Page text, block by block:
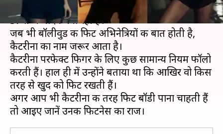
बॉलीवुड की हॉट अभिनेत्री कैटरीना कैफ आज अपना
37वां जन्मदिन मना रही हैं।
जब भी बॉलीवुड की फिट अभिनेत्रियों की बात होती है,
कैटरीना का नाम जरूर आता है।
कैटरीना परफेक्ट फिगर के लिए कुछ सामान्य नियम फॉलो
करती हैं। हाल ही में उन्होंने बताया था कि आखिर वो किस
तरह से खुद को फिट रखती हैं।
अगर आप भी कैटरीना की तरह फिट बॉडी पाना चाहती हैं